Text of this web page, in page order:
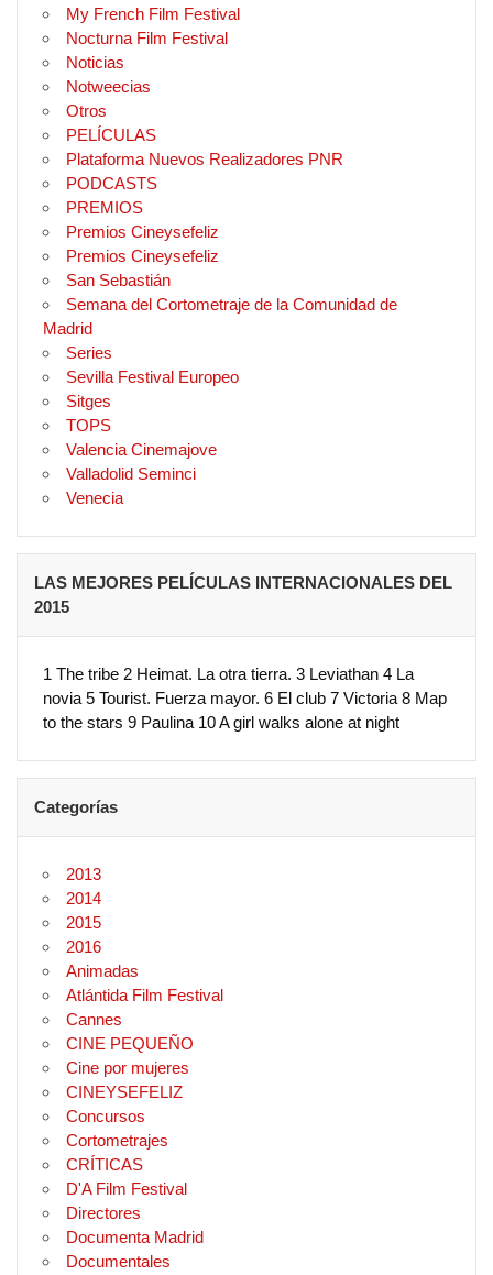
My French Film Festival
Nocturna Film Festival
Noticias
Notweecias
Otros
PELÍCULAS
Plataforma Nuevos Realizadores PNR
PODCASTS
PREMIOS
Premios Cineysefeliz
Premios Cineysefeliz
San Sebastián
Semana del Cortometraje de la Comunidad de
Madrid
Series
Sevilla Festival Europeo
Sitges
TOPS
Valencia Cinemajove
Valladolid Seminci
Venecia
LAS MEJORES PELÍCULAS INTERNACIONALES DEL
2015
1 The tribe 2 Heimat. La otra tierra. 3 Leviathan 4 La
novia 5 Tourist. Fuerza mayor. 6 El club 7 Victoria 8 Map
to the stars 9 Paulina 10 A girl walks alone at night
Categorías
2013
2014
2015
2016
Animadas
Atlántida Film Festival
Cannes
CINE PEQUEÑO
Cine por mujeres
CINEYSEFELIZ
Concursos
Cortometrajes
CRÍTICAS
D'A Film Festival
Directores
Documenta Madrid
Documentales